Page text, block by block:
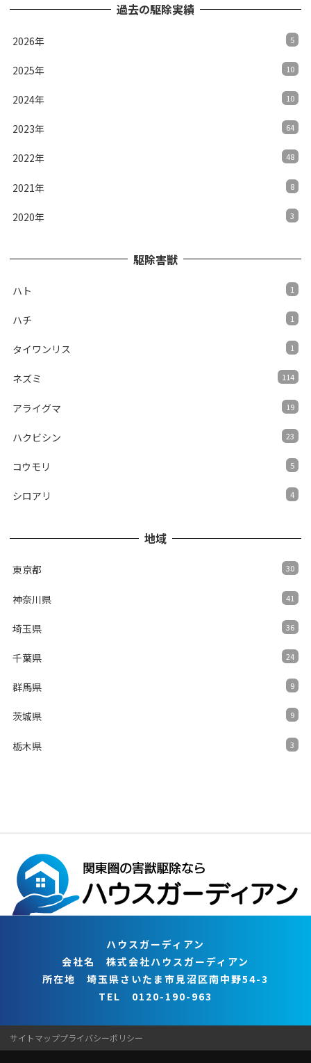
過去の駆除実績
2026年 5
2025年 10
2024年 10
2023年 64
2022年 48
2021年 8
2020年 3
駆除害獣
ハト 1
ハチ 1
タイワンリス 1
ネズミ 114
アライグマ 19
ハクビシン 23
コウモリ 5
シロアリ 4
地域
東京都 30
神奈川県 41
埼玉県 36
千葉県 24
群馬県 9
茨城県 9
栃木県 3
ハウスガーディアン
会社名 株式会社ハウスガーディアン
所在地 埼玉県さいたま市見沼区南中野54-3
TEL 0120-190-963
サイトマッププライバシーポリシー